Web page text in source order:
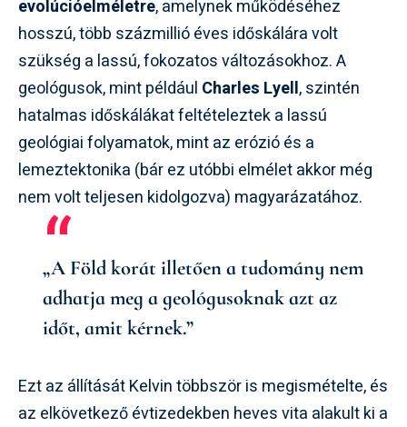
evolúcióelméletre, amelynek működéséhez
hosszú, több százmillió éves időskálára volt
szükség a lassú, fokozatos változásokhoz. A
geológusok, mint például Charles Lyell, szintén
hatalmas időskálákat feltételeztek a lassú
geológiai folyamatok, mint az erózió és a
lemeztektonika (bár ez utóbbi elmélet akkor még
nem volt teljesen kidolgozva) magyarázatához.
„A Föld korát illetően a tudomány nem
adhatja meg a geológusoknak azt az
időt, amit kérnek.”
Ezt az állítását Kelvin többször is megismételte, és
az elkövetkező évtizedekben heves vita alakult ki a